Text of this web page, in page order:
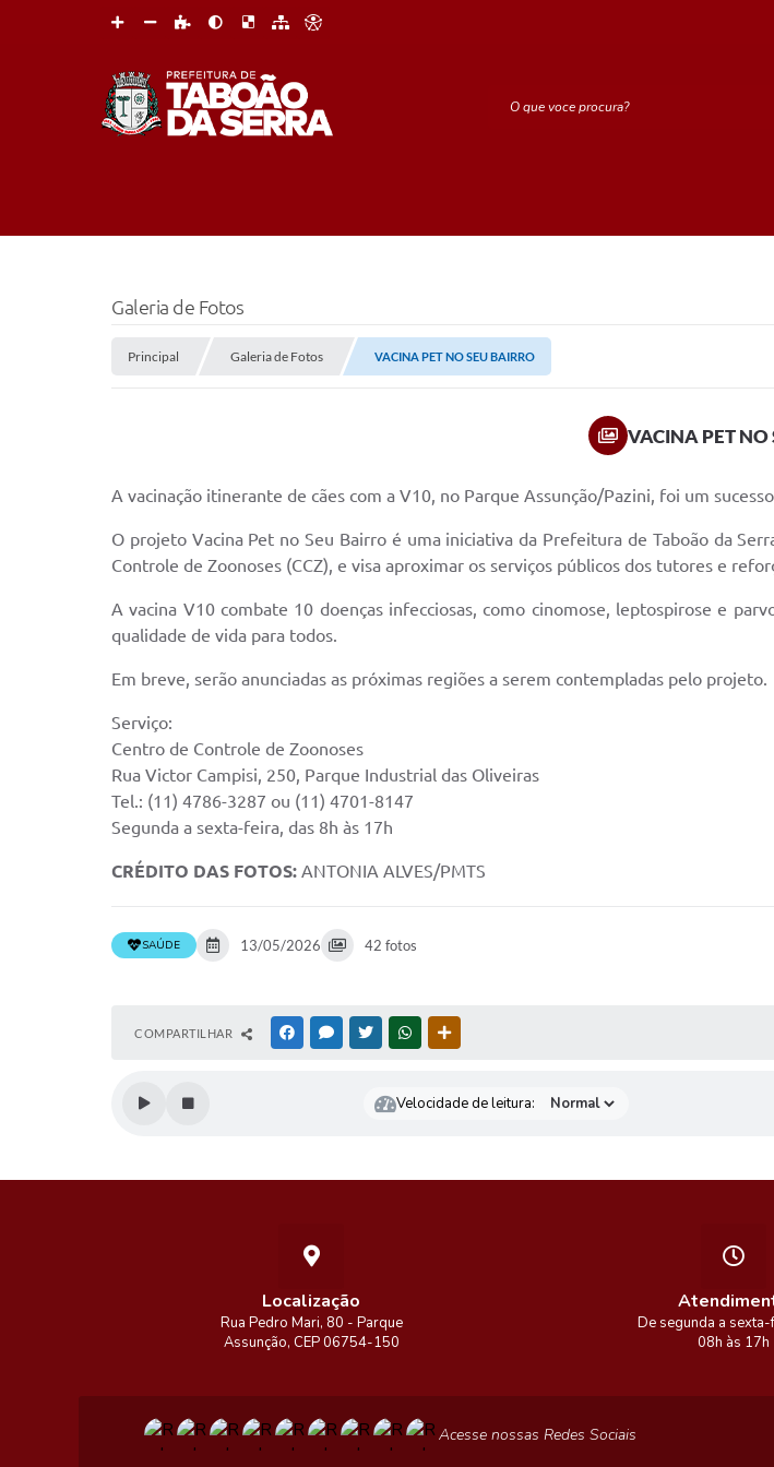
O que voce procura?
Galeria de Fotos
Principal Galeria de Fotos VACINA PET NO SEU BAIRRO
VACINA PET NO
A vacinação itinerante de cães com a V10, no Parque Assunção/Pazini, foi um
O projeto Vacina Pet no Seu Bairro é uma iniciativa da Prefeitura de Taboão da
Controle de Zoonoses (CCZ), e visa aproximar os serviços públicos dos tutores e
A vacina V10 combate 10 doenças infecciosas, como cinomose, leptospirose e
qualidade de vida para todos.
Em breve, serão anunciadas as próximas regiões a serem contempladas pelo projeto.
Serviço:
Centro de Controle de Zoonoses
Rua Victor Campisi, 250, Parque Industrial das Oliveiras
Tel.: (11) 4786-3287 ou (11) 4701-8147
Segunda a sexta-feira, das 8h às 17h
CRÉDITO DAS FOTOS: ANTONIA ALVES/PMTS
SAÚDE 13/05/2026 42 fotos
COMPARTILHAR FACEBOOKMESSENGER
TWITTERWHATSAPP
Velocidade de leitura:
Acesse nossas Redes Sociais
Localização
Rua Pedro Mari, 80 - Parque
Assunção, CEP 06754-150
De segunda a sexta-
08h às 17h